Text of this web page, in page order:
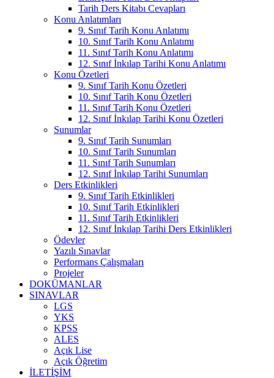
Tarih Ders Kitabı Cevapları
Konu Anlatımları
9. Sınıf Tarih Konu Anlatımı
10. Sınıf Tarih Konu Anlatımı
11. Sınıf Tarih Konu Anlatımı
12. Sınıf İnkılap Tarihi Konu Anlatımı
Konu Özetleri
9. Sınıf Tarih Konu Özetleri
10. Sınıf Tarih Konu Özetleri
11. Sınıf Tarih Konu Özetleri
12. Sınıf İnkılap Tarihi Konu Özetleri
Sunumlar
9. Sınıf Tarih Sunumları
10. Sınıf Tarih Sunumları
11. Sınıf Tarih Sunumları
12. Sınıf İnkılap Tarihi Sunumları
Ders Etkinlikleri
9. Sınıf Tarih Etkinlikleri
10. Sınıf Tarih Etkinlikleri
11. Sınıf Tarih Etkinlikleri
12. Sınıf İnkılap Tarihi Ders Etkinlikleri
Ödevler
Yazılı Sınavlar
Performans Çalışmaları
Projeler
DOKÜMANLAR
SINAVLAR
LGS
YKS
KPSS
ALES
Açık Lise
Açık Öğretim
İLETIŞIM